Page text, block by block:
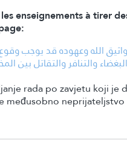
enseignements à tirer
الله وعهوده قد يوجب
والتنافر والتقاتل بين
rada po zavjetu koji je
međusobno